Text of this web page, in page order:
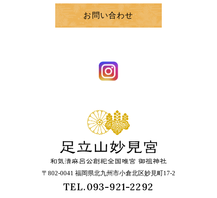
お問い合わせ
〒802-0041 福岡県北九州市小倉北区妙見町17-2
TEL.093-921-2292